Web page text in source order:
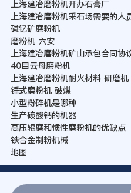
上海建冶磨粉机开办石膏厂
上海建冶磨粉机采石场需要的人
磷钇矿磨粉机
磨粉机 六安
上海建冶磨粉机矿山承包合同协
40目云母磨粉机
上海建冶磨粉机耐火材料 研磨机
锤式磨粉机 破煤
小型粉碎机是哪种
生产碳酸钙的机器
高压辊磨和惯性磨粉机的优缺点
铁合金制粉机械
地图